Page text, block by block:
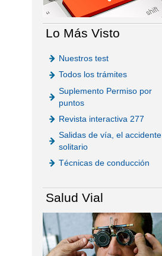
Lo Más Visto
Nuestros test
Todos los trámites
Suplemento Permiso por
puntos
Revista interactiva 277
Salidas de vía, el accidente
solitario
Técnicas de conducción
Salud Vial